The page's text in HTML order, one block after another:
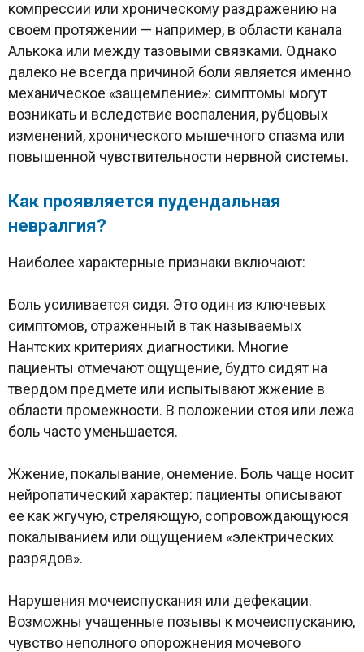
компрессии или хроническому раздражению на
своем протяжении — например, в области канала
Алькока или между тазовыми связками. Однако
далеко не всегда причиной боли является именно
механическое «защемление»: симптомы могут
возникать и вследствие воспаления, рубцовых
изменений, хронического мышечного спазма или
повышенной чувствительности нервной системы.
Как проявляется пудендальная
невралгия?
Наиболее характерные признаки включают:
Боль усиливается сидя. Это один из ключевых
симптомов, отраженный в так называемых
Нантских критериях диагностики. Многие
пациенты отмечают ощущение, будто сидят на
твердом предмете или испытывают жжение в
области промежности. В положении стоя или лежа
боль часто уменьшается.
Жжение, покалывание, онемение. Боль чаще носит
нейропатический характер: пациенты описывают
ее как жгучую, стреляющую, сопровождающуюся
покалыванием или ощущением «электрических
разрядов».
Нарушения мочеиспускания или дефекации.
Возможны учащенные позывы к мочеиспусканию,
чувство неполного опорожнения мочевого